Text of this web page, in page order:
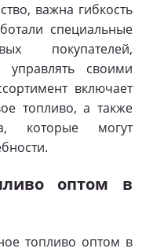
важна гибкость
специальные
покупателей,
своими
включает
топливо, а также
которые могут
оптом в
топливо оптом в